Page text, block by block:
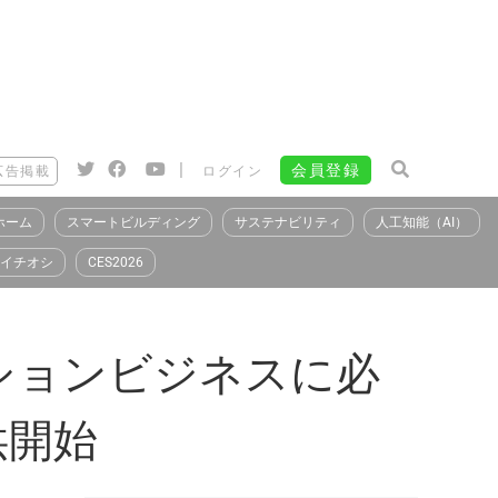
告掲載 | ログイン 会員登録
ーム スマートビルディング サステナビリティ 人工知能（AI）
イチオシ CES2026
ンビジネスに必
始